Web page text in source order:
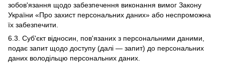
зобов'язання щодо забезпечення виконання вимог Закону
України «Про захист персональних даних» або неспроможна
їх забезпечити.
6.3. Суб'єкт відносин, пов'язаних з персональними даними,
подає запит щодо доступу (далі — запит) до персональних
даних володільцю персональних даних.